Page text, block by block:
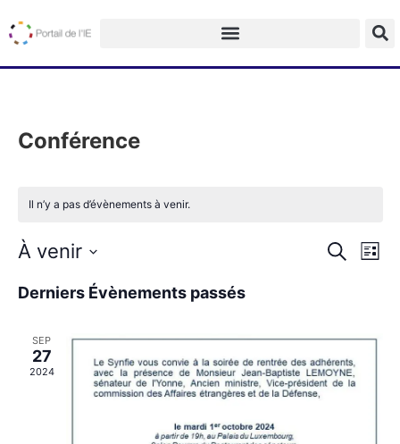
Conférence
Il n’y a pas d’évènements à venir.
Recherche
Liste
À venir
une
date.
Derniers Évènements passés
SEP
27
2024